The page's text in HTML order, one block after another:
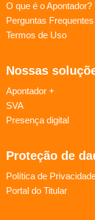
O que é o Apontador?
Perguntas Frequentes
Termos de Uso
Nossas
Apontador +
SVA
Presença digital
Proteção de
Política de
Portal do Titular